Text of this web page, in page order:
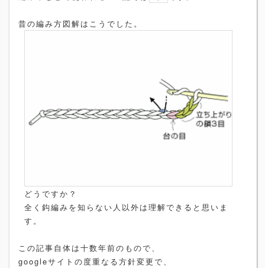
昔の編み方図解はこうでした。
どうですか？
全く鈎編みを知らない人以外は理解できると思いま
す。
この記事自体は十数年前のもので、
googleサイトの度重なる方針変更で、